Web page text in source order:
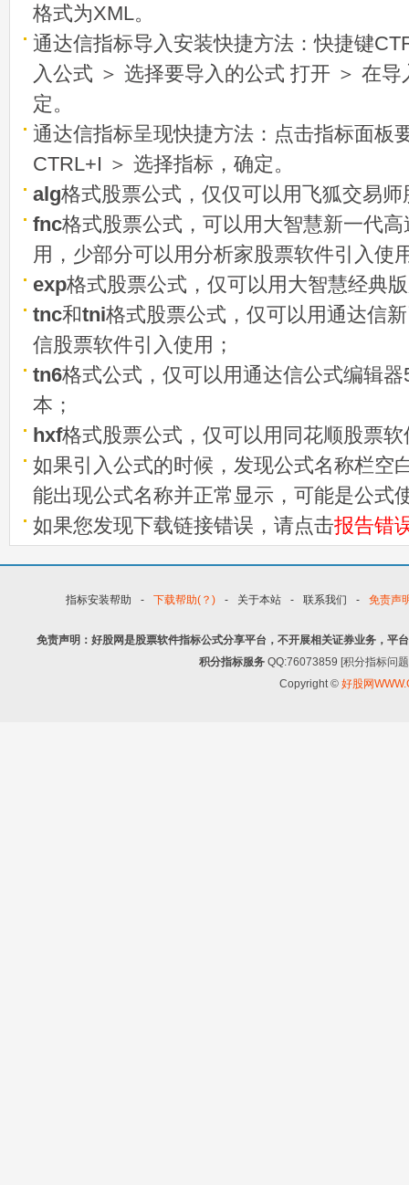
格式为XML。
通达信指标导入安装快捷方法：快捷键
入公式 ＞ 选择要导入的公式 打开 ＞ 在
定。
通达信指标呈现快捷方法：点击指标面板
CTRL+I ＞ 选择指标，确定。
alg格式股票公式，仅仅可以用飞狐交易
fnc格式股票公式，可以用大智慧新一代
用，少部分可以用分析家股票软件引入使
exp格式股票公式，仅可以用大智慧经典
tnc和tni格式股票公式，仅可以用通达信
信股票软件引入使用；
tn6格式公式，仅可以用通达信公式编辑
本；
hxf格式股票公式，仅可以用同花顺股票
如果引入公式的时候，发现公式名称栏空
能出现公式名称并正常显示，可能是公式
如果您发现下载链接错误，请点击报告错
指标安装帮助 - 下载帮助(？) - 关于本站 - 联系我们 - 免责声
免责声明：好股网是股票软件指标公式分享平台，不开展相关证券业务，平
积分指标服务 QQ:76073859 [积分指标问
Copyright © 好股网